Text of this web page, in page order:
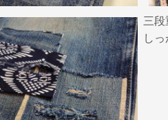
三
し